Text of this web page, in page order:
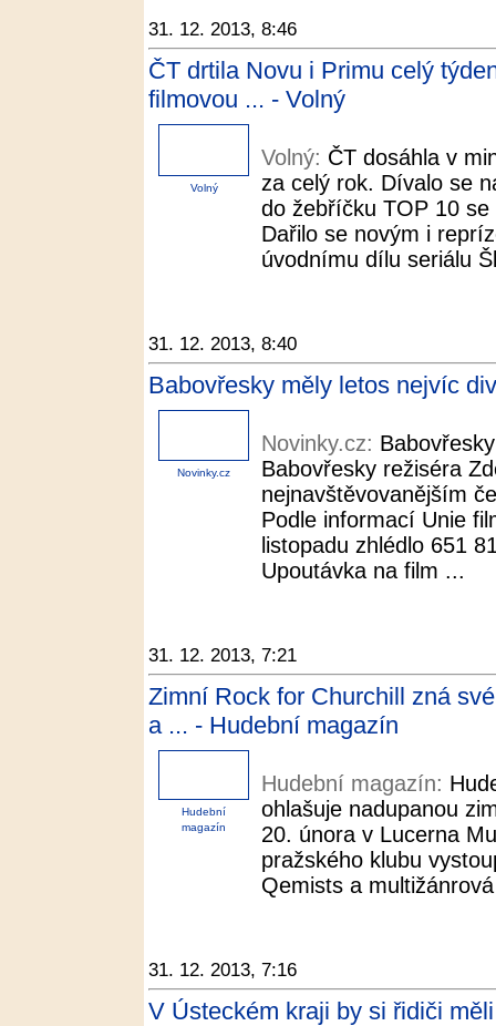
31. 12. 2013, 8:46
ČT drtila Novu i Primu celý
filmovou ... - Volný
Volný
Volný: ČT dosáhla v
za celý rok. Dívalo se
do žebříčku TOP 10
Dařilo se novým i
úvodnímu dílu seriálu
31. 12. 2013, 8:40
Babovřesky měly letos nejvíc
Novinky.cz
Novinky.cz:
Babovřesky režiséra
nejnavštěvovanějším
Podle informací Unie
listopadu zhlédlo 651
Upoutávka na film ...
31. 12. 2013, 7:21
Zimní Rock for Churchill zná
a ... - Hudební magazín
Hudební
magazín
Hudební magazín:
ohlašuje nadupanou
20. února v Lucerna
pražského klubu
Qemists a
31. 12. 2013, 7:16
V Ústeckém kraji by si řidiči